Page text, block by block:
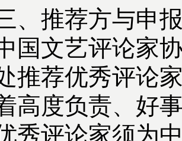
推荐方与申
文艺评论家协
推荐优秀评论
高度负责、好
秀评论家须为